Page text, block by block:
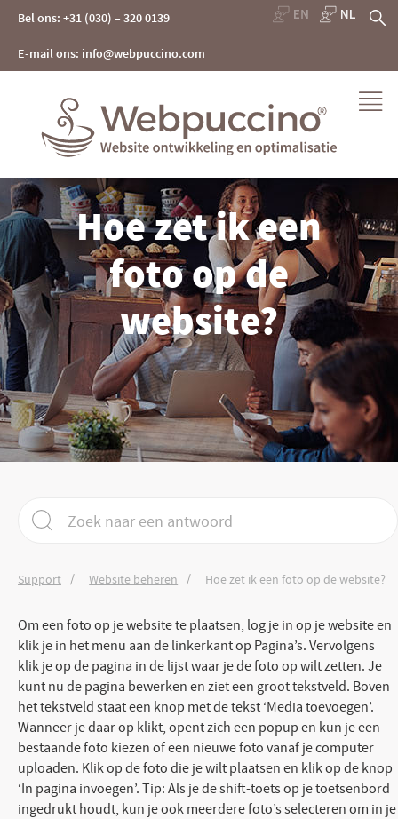
content
Bel ons: +31 (030) – 320 0139
E-mail ons: info@webpuccino.com
Webpuccino® website ontwikkeling en optimalisatie
Je website beheren alsof je koffie drinkt
Hoe zet ik een
foto op de
website?
Support Website beheren Hoe zet ik een foto op de website?
Om een foto op je website te plaatsen, log je in op je website en
klik je in het menu aan de linkerkant op Pagina’s. Vervolgens
klik je op de pagina in de lijst waar je de foto op wilt zetten. Je
kunt nu de pagina bewerken en ziet een groot tekstveld. Boven
het tekstveld staat een knop met de tekst ‘Media toevoegen’.
Wanneer je daar op klikt, opent zich een popup en kun je een
bestaande foto kiezen of een nieuwe foto vanaf je computer
uploaden. Klik op de foto die je wilt plaatsen en klik op de knop
‘In pagina invoegen’. Tip: Als je de shift-toets op je toetsenbord
ingedrukt houdt, kun je ook meerdere foto’s selecteren om in je